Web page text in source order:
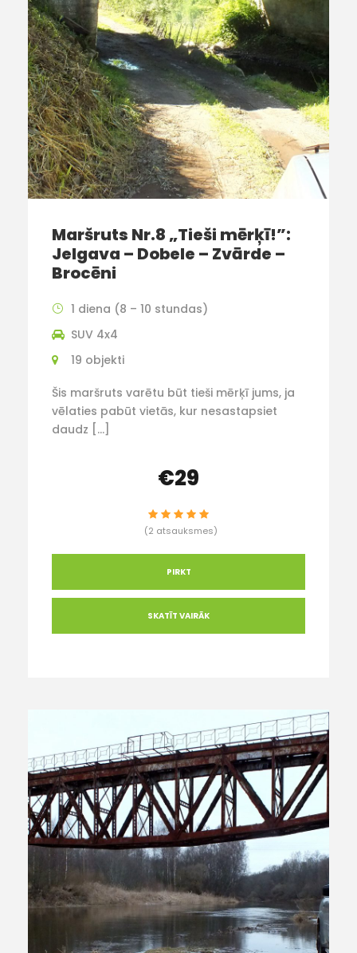
Maršruts Nr.8 „Tieši mērķī!”:
Jelgava – Dobele – Zvārde –
Brocēni
1 diena (8 – 10 stundas)
SUV 4x4
19 objekti
Šis maršruts varētu būt tieši mērķī jums, ja
vēlaties pabūt vietās, kur nesastapsiet
daudz […]
€29
(2 atsauksmes)
PIRKT
SKATĪT VAIRĀK